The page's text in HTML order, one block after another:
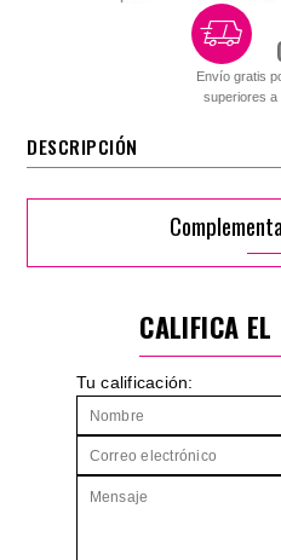
Envío gratis
superiores a
DESCRIPCIÓN
CALIFICA EL
Tu calificación: